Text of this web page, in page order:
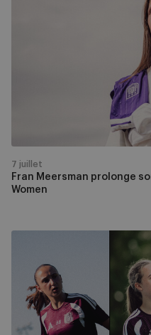
Fran Meersman prolonge
Women
7 juillet
Maravall
rejoignent
l’équipe